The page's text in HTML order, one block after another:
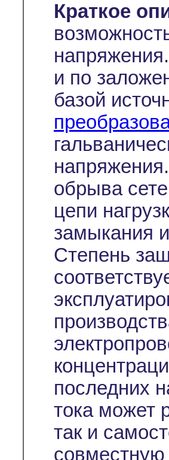
Краткое
и по
базой
обрыва
цепи
замыкания
Степень
последних
тока может
так и
совместную